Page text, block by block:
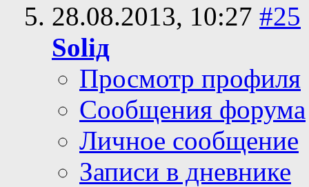
28.08.2013, 10:27 #25
Soliд
Просмотр профиля
Сообщения форума
Личное сообщение
Записи в дневнике